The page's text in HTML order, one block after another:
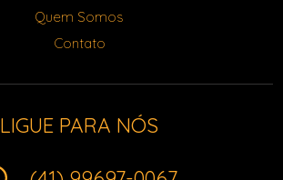
Quem Somos
Contato
LIGUE PARA NÓS